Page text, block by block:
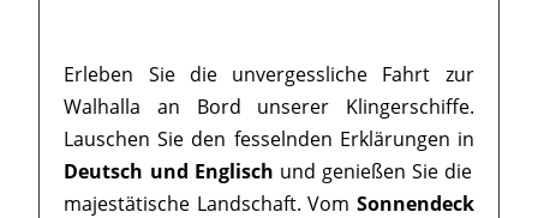
Erleben Sie die unvergessliche Fahrt zur
Walhalla an Bord unserer Klingerschiffe.
Lauschen Sie den fesselnden Erklärungen in
Deutsch und Englisch und genießen Sie die
majestätische Landschaft. Vom Sonnendeck